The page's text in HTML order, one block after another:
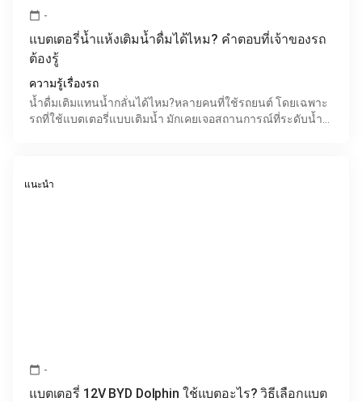
calendar_today -
แบตเตอรี่น้ำแห้งเติมน้ำดื่มได้ไหม? คำตอบที่เจ้าของรถ
ต้องรู้
ความรู้เรื่องรถ
น้ำดื่มเติมแทนน้ำกลั่นได้ไหม?หลายคนที่ใช้รถยนต์ โดยเฉพาะ
รถที่ใช้แบตเตอรี่แบบเติมน้ำ มักเคยเจอสถานการณ์ที่ระดับน้ำ
แนะนำ
calendar_today -
แบตเตอรี่ 12V BYD Dolphin ใช้แบตอะไร? วิธีเลือกแบต